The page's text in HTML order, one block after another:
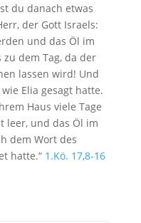
du danach etwas
der Gott Israels:
und das Öl im
dem Tag, da der
lassen wird! Und
Elia gesagt hatte.
Haus viele Tage
leer, und das Öl im
dem Wort des
hatte.“ 1.Kö. 17,8-16